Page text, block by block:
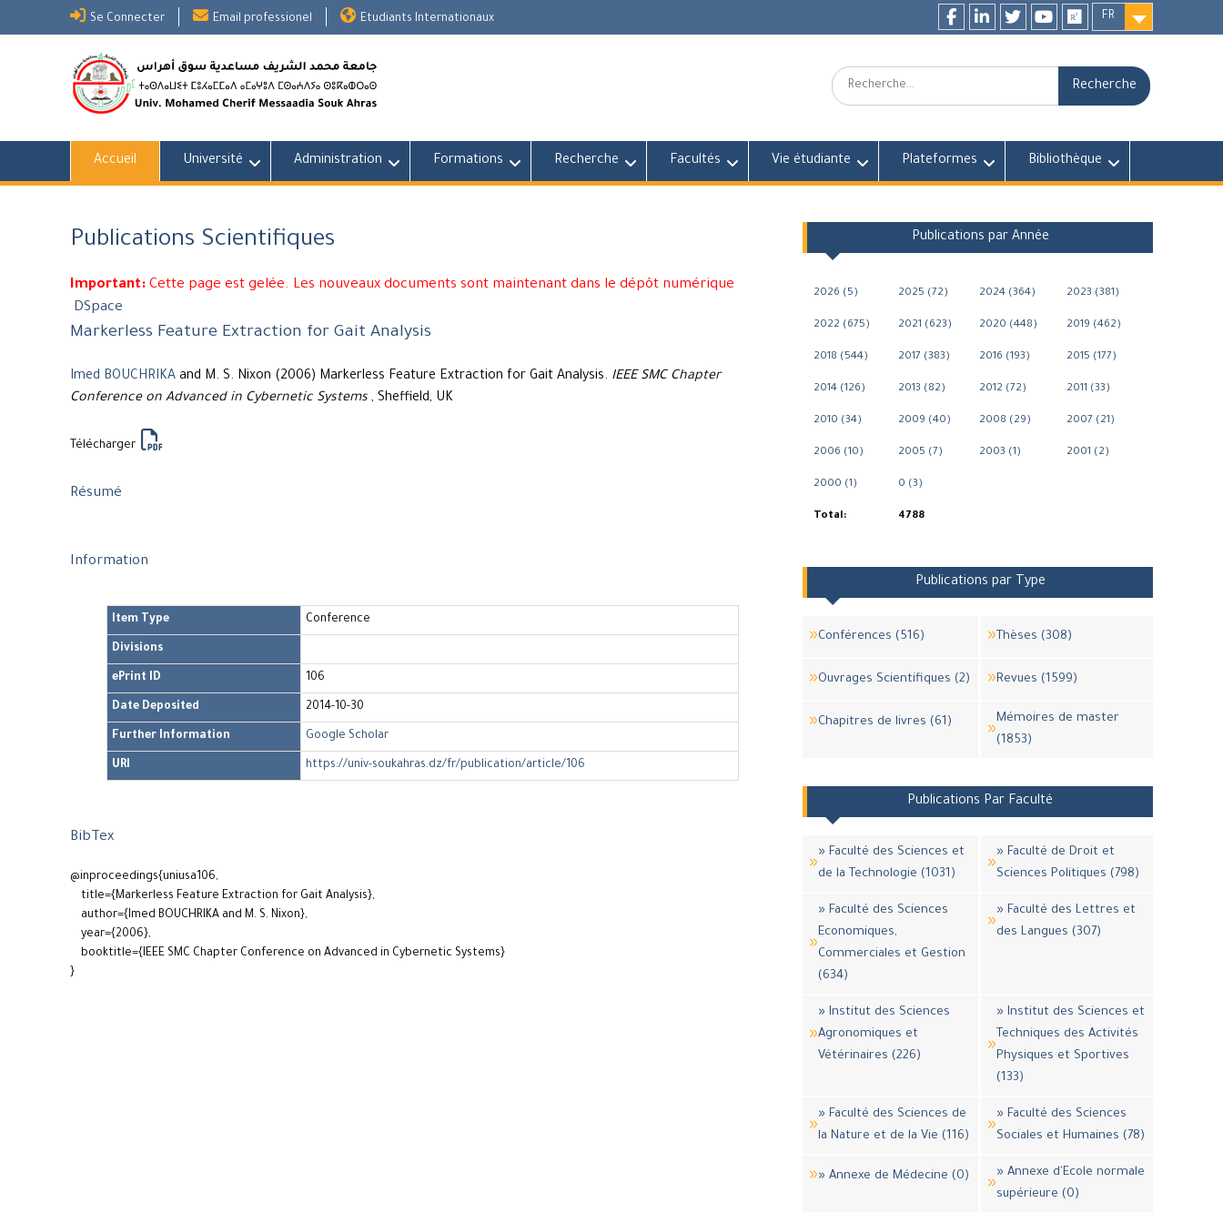
Se Connecter Email professionel Etudiants Internationaux
FR
Recherche:
Accueil Université Administration Formations Recherche Facultés Vie étudiante Plateformes Bibliothèque
Publications Scientifiques
Important: Cette page est gelée. Les nouveaux documents sont maintenant dans le dépôt numérique
DSpace
Markerless Feature Extraction for Gait Analysis
Imed BOUCHRIKA and M. S. Nixon (2006) Markerless Feature Extraction for Gait Analysis. IEEE SMC Chapter
Conference on Advanced in Cybernetic Systems , Sheffield, UK
Télécharger
Résumé
Information
Item Type Conference
Divisions
ePrint ID 106
Date Deposited 2014-10-30
Further Information Google Scholar
URI https://univ-soukahras.dz/fr/publication/article/106
BibTex
@inproceedings{uniusa106,
title={Markerless Feature Extraction for Gait Analysis},
author={Imed BOUCHRIKA and M. S. Nixon},
year={2006},
booktitle={IEEE SMC Chapter Conference on Advanced in Cybernetic Systems}
}
Publications par Année
2026 (5) 2025 (72) 2024 (364) 2023 (381)
2022 (675) 2021 (623) 2020 (448) 2019 (462)
2018 (544) 2017 (383) 2016 (193) 2015 (177)
2014 (126) 2013 (82) 2012 (72) 2011 (33)
2010 (34) 2009 (40) 2008 (29) 2007 (21)
2006 (10) 2005 (7) 2003 (1) 2001 (2)
2000 (1) 0 (3)
Total: 4788
Publications par Type
Conférences (516) Thèses (308)
Ouvrages Scientifiques (2) Revues (1599)
Chapitres de livres (61)
Mémoires de master
(1853)
Publications Par Faculté
» Faculté des Sciences et
de la Technologie (1031)
» Faculté de Droit et
Sciences Politiques (798)
» Faculté des Sciences
Economiques,
Commerciales et Gestion
(634)
» Faculté des Lettres et
des Langues (307)
» Institut des Sciences
Agronomiques et
Vétérinaires (226)
» Institut des Sciences et
Techniques des Activités
Physiques et Sportives
(133)
» Faculté des Sciences de
la Nature et de la Vie (116)
» Faculté des Sciences
Sociales et Humaines (78)
» Annexe de Médecine (0)
» Annexe d'Ecole normale
supérieure (0)